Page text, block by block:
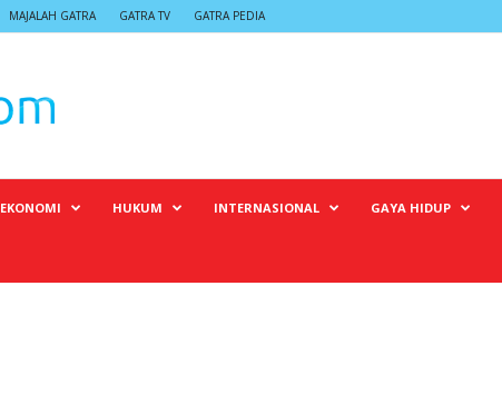
MAJALAH GATRA GATRA TV GATRA PEDIA
EKONOMI HUKUM INTERNASIONAL GAYA HIDUP